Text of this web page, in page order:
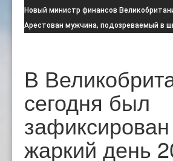
намерен соблюдать запрет на испо:
Новый министр финансов
свой первый бюджет 28 октя:
Арестован мужчина, подозреваемый в
В
сегодня был
жаркий день